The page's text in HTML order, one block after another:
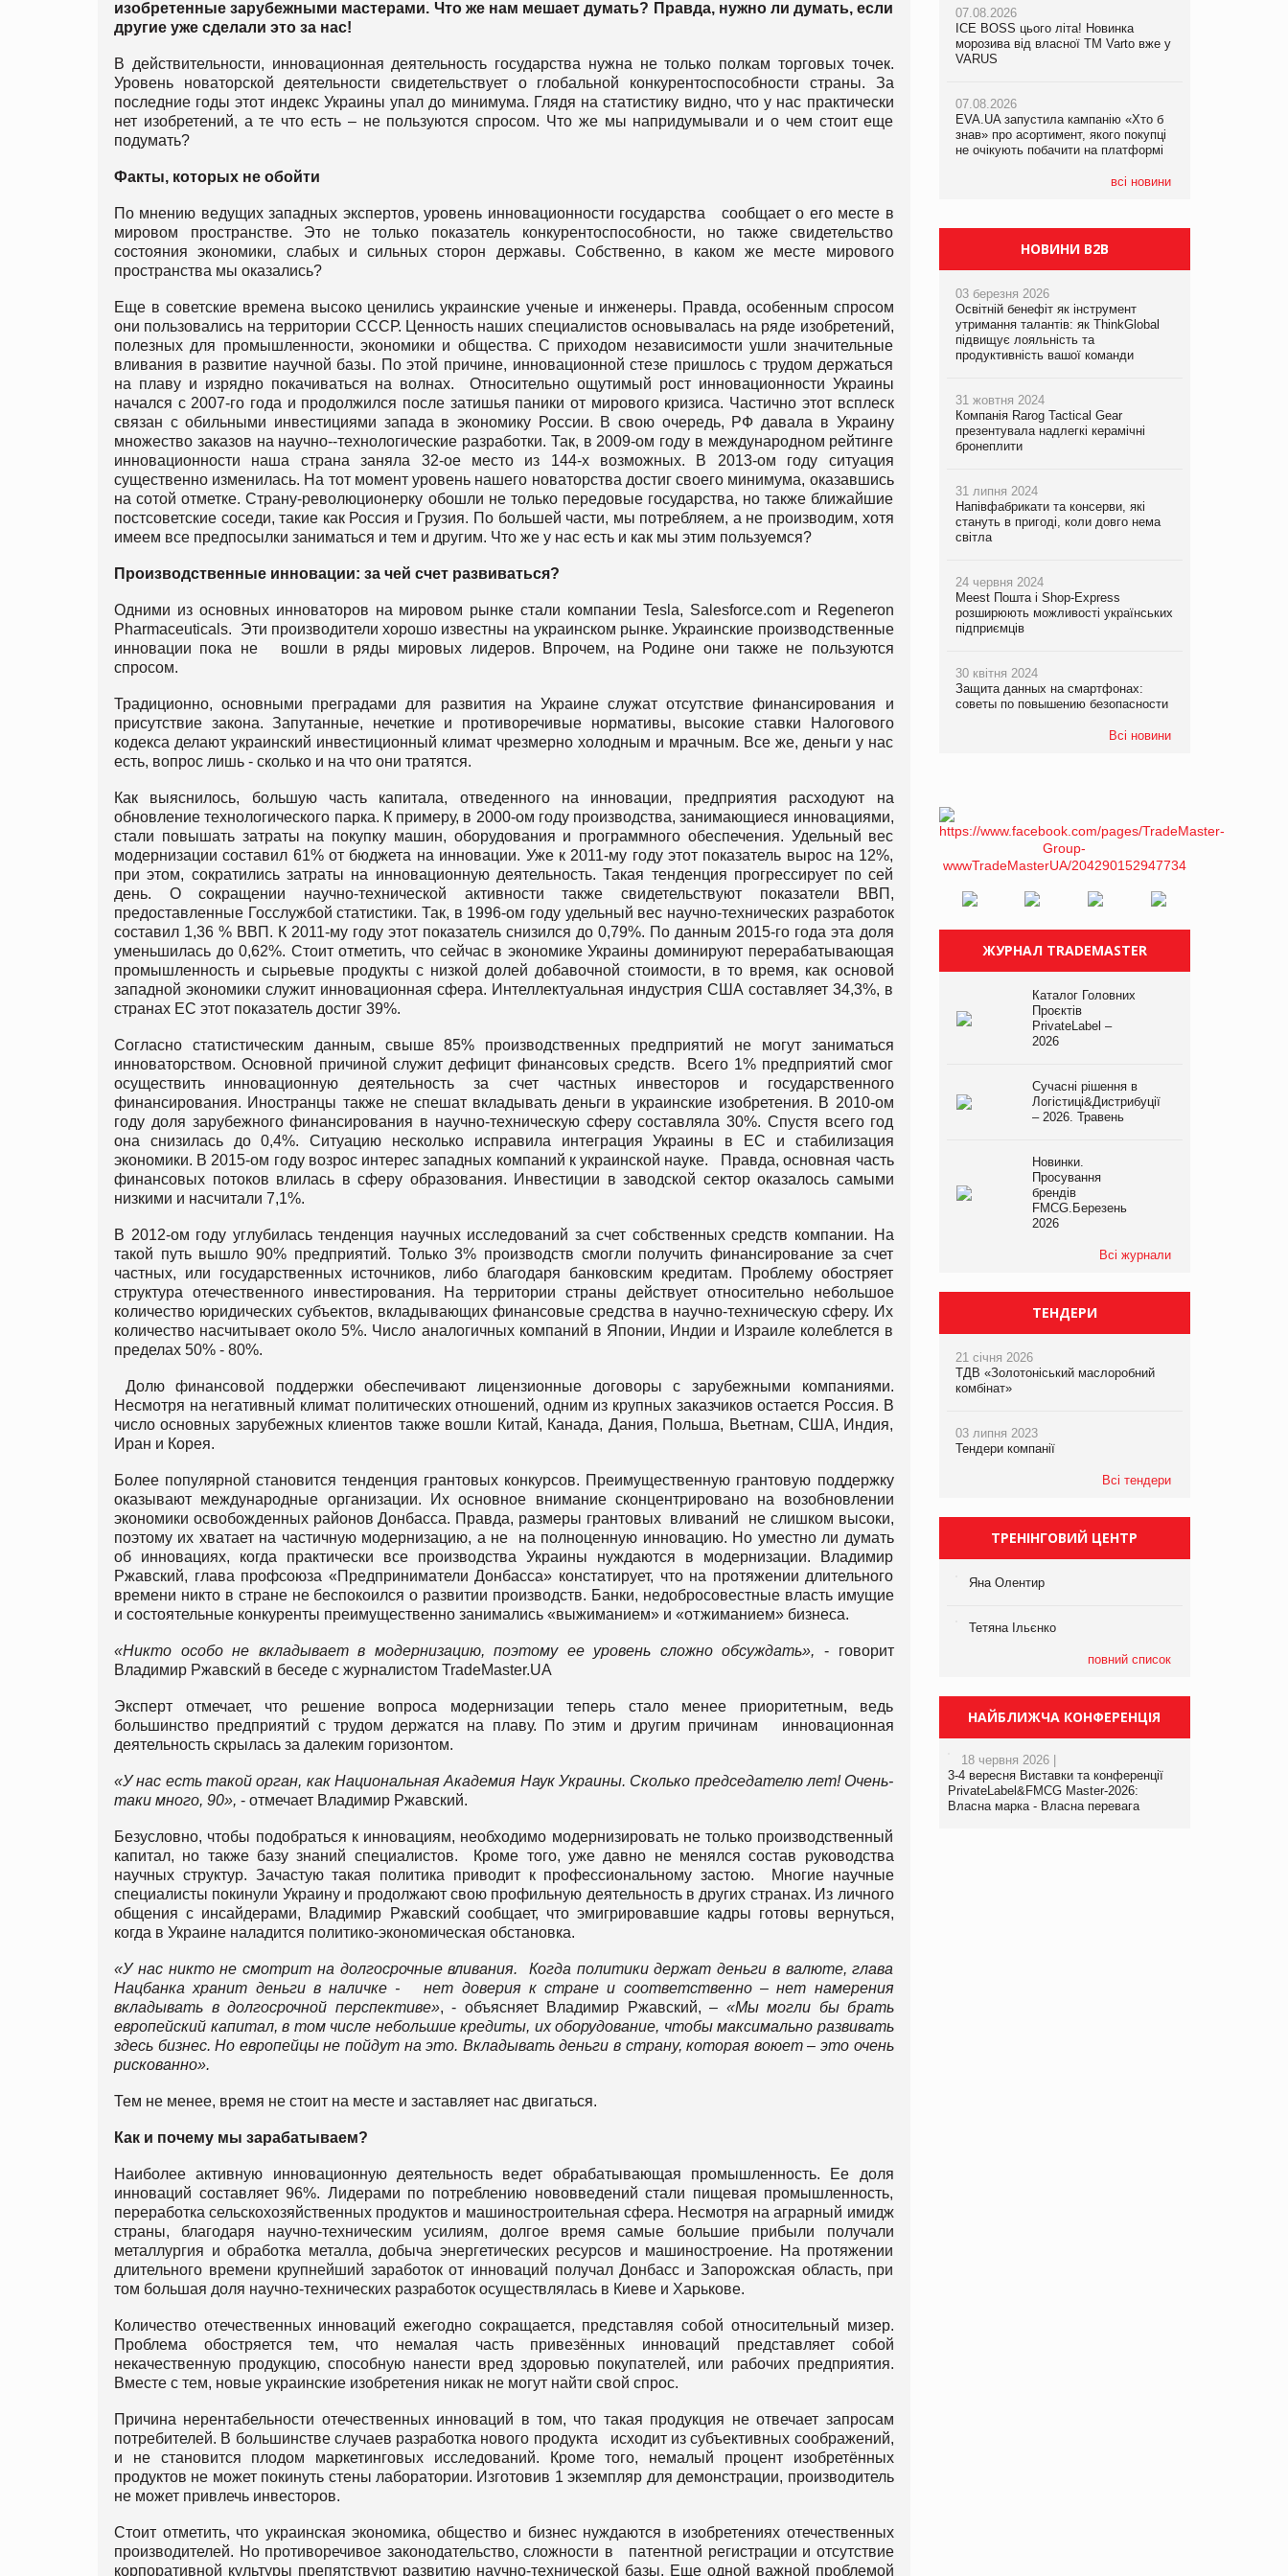
изобретенные зарубежными мастерами. Что же нам мешает думать? Правда, нужно ли думать, если
другие уже сделали это за нас!
В действительности, инновационная деятельность государства нужна не только полкам торговых точек.
Уровень новаторской деятельности свидетельствует о глобальной конкурентоспособности страны. За
последние годы этот индекс Украины упал до минимума. Глядя на статистику видно, что у нас практически
нет изобретений, а те что есть – не пользуются спросом. Что же мы напридумывали и о чем стоит еще
подумать?
Факты, которых не обойти
По мнению ведущих западных экспертов, уровень инновационности государства сообщает о его месте в
мировом пространстве. Это не только показатель конкурентоспособности, но также свидетельство
состояния экономики, слабых и сильных сторон державы. Собственно, в каком же месте мирового
пространства мы оказались?
Еще в советские времена высоко ценились украинские ученые и инженеры. Правда, особенным спросом
они пользовались на территории СССР. Ценность наших специалистов основывалась на ряде изобретений,
полезных для промышленности, экономики и общества. С приходом независимости ушли значительные
вливания в развитие научной базы. По этой причине, инновационной стезе пришлось с трудом держаться
на плаву и изрядно покачиваться на волнах. Относительно ощутимый рост инновационности Украины
начался с 2007-го года и продолжился после затишья паники от мирового кризиса. Частично этот всплеск
связан с обильными инвестициями запада в экономику России. В свою очередь, РФ давала в Украину
множество заказов на научно--технологические разработки. Так, в 2009-ом году в международном рейтинге
инновационности наша страна заняла 32-ое место из 144-х возможных. В 2013-ом году ситуация
существенно изменилась. На тот момент уровень нашего новаторства достиг своего минимума, оказавшись
на сотой отметке. Страну-революционерку обошли не только передовые государства, но также ближайшие
постсоветские соседи, такие как Россия и Грузия. По большей части, мы потребляем, а не производим, хотя
имеем все предпосылки заниматься и тем и другим. Что же у нас есть и как мы этим пользуемся?
Производственные инновации: за чей счет развиваться?
Одними из основных инноваторов на мировом рынке стали компании Tesla, Salesforce.com и Regeneron
Pharmaceuticals. Эти производители хорошо известны на украинском рынке. Украинские производственные
инновации пока не вошли в ряды мировых лидеров. Впрочем, на Родине они также не пользуются
спросом.
Традиционно, основными преградами для развития на Украине служат отсутствие финансирования и
присутствие закона. Запутанные, нечеткие и противоречивые нормативы, высокие ставки Налогового
кодекса делают украинский инвестиционный климат чрезмерно холодным и мрачным. Все же, деньги у нас
есть, вопрос лишь - сколько и на что они тратятся.
Как выяснилось, большую часть капитала, отведенного на инновации, предприятия расходуют на
обновление технологического парка. К примеру, в 2000-ом году производства, занимающиеся инновациями,
стали повышать затраты на покупку машин, оборудования и программного обеспечения. Удельный вес
модернизации составил 61% от бюджета на инновации. Уже к 2011-му году этот показатель вырос на 12%,
при этом, сократились затраты на инновационную деятельность. Такая тенденция прогрессирует по сей
день. О сокращении научно-технической активности также свидетельствуют показатели ВВП,
предоставленные Госслужбой статистики. Так, в 1996-ом году удельный вес научно-технических разработок
составил 1,36 % ВВП. К 2011-му году этот показатель снизился до 0,79%. По данным 2015-го года эта доля
уменьшилась до 0,62%. Стоит отметить, что сейчас в экономике Украины доминируют перерабатывающая
промышленность и сырьевые продукты с низкой долей добавочной стоимости, в то время, как основой
западной экономики служит инновационная сфера. Интеллектуальная индустрия США составляет 34,3%, в
странах ЕС этот показатель достиг 39%.
Согласно статистическим данным, свыше 85% производственных предприятий не могут заниматься
инноваторством. Основной причиной служит дефицит финансовых средств. Всего 1% предприятий смог
осуществить инновационную деятельность за счет частных инвесторов и государственного
финансирования. Иностранцы также не спешат вкладывать деньги в украинские изобретения. В 2010-ом
году доля зарубежного финансирования в научно-техническую сферу составляла 30%. Спустя всего год
она снизилась до 0,4%. Ситуацию несколько исправила интеграция Украины в ЕС и стабилизация
экономики. В 2015-ом году возрос интерес западных компаний к украинской науке. Правда, основная часть
финансовых потоков влилась в сферу образования. Инвестиции в заводской сектор оказалось самыми
низкими и насчитали 7,1%.
В 2012-ом году углубилась тенденция научных исследований за счет собственных средств компании. На
такой путь вышло 90% предприятий. Только 3% производств смогли получить финансирование за счет
частных, или государственных источников, либо благодаря банковским кредитам. Проблему обостряет
структура отечественного инвестирования. На территории страны действует относительно небольшое
количество юридических субъектов, вкладывающих финансовые средства в научно-техническую сферу. Их
количество насчитывает около 5%. Число аналогичных компаний в Японии, Индии и Израиле колеблется в
пределах 50% - 80%.
Долю финансовой поддержки обеспечивают лицензионные договоры с зарубежными компаниями.
Несмотря на негативный климат политических отношений, одним из крупных заказчиков остается Россия. В
число основных зарубежных клиентов также вошли Китай, Канада, Дания, Польша, Вьетнам, США, Индия,
Иран и Корея.
Более популярной становится тенденция грантовых конкурсов. Преимущественную грантовую поддержку
оказывают международные организации. Их основное внимание сконцентрировано на возобновлении
экономики освобожденных районов Донбасса. Правда, размеры грантовых вливаний не слишком высоки,
поэтому их хватает на частичную модернизацию, а не на полноценную инновацию. Но уместно ли думать
об инновациях, когда практически все производства Украины нуждаются в модернизации. Владимир
Ржавский, глава профсоюза «Предприниматели Донбасса» констатирует, что на протяжении длительного
времени никто в стране не беспокоился о развитии производств. Банки, недобросовестные власть имущие
и состоятельные конкуренты преимущественно занимались «выжиманием» и «отжиманием» бизнеса.
«Никто особо не вкладывает в модернизацию, поэтому ее уровень сложно обсуждать», - говорит
Владимир Ржавский в беседе с журналистом TradeMaster.UA
Эксперт отмечает, что решение вопроса модернизации теперь стало менее приоритетным, ведь
большинство предприятий с трудом держатся на плаву. По этим и другим причинам инновационная
деятельность скрылась за далеким горизонтом.
«У нас есть такой орган, как Национальная Академия Наук Украины. Сколько председателю лет! Очень-
таки много, 90», - отмечает Владимир Ржавский.
Безусловно, чтобы подобраться к инновациям, необходимо модернизировать не только производственный
капитал, но также базу знаний специалистов. Кроме того, уже давно не менялся состав руководства
научных структур. Зачастую такая политика приводит к профессиональному застою. Многие научные
специалисты покинули Украину и продолжают свою профильную деятельность в других странах. Из личного
общения с инсайдерами, Владимир Ржавский сообщает, что эмигрировавшие кадры готовы вернуться,
когда в Украине наладится политико-экономическая обстановка.
«У нас никто не смотрит на долгосрочные вливания. Когда политики держат деньги в валюте, глава
Нацбанка хранит деньги в наличке - нет доверия к стране и соответственно – нет намерения
вкладывать в долгосрочной перспективе», - объясняет Владимир Ржавский, – «Мы могли бы брать
европейский капитал, в том числе небольшие кредиты, их оборудование, чтобы максимально развивать
здесь бизнес. Но европейцы не пойдут на это. Вкладывать деньги в страну, которая воюет – это очень
рискованно».
Тем не менее, время не стоит на месте и заставляет нас двигаться.
Как и почему мы зарабатываем?
Наиболее активную инновационную деятельность ведет обрабатывающая промышленность. Ее доля
инноваций составляет 96%. Лидерами по потреблению нововведений стали пищевая промышленность,
переработка сельскохозяйственных продуктов и машиностроительная сфера. Несмотря на аграрный имидж
страны, благодаря научно-техническим усилиям, долгое время самые большие прибыли получали
металлургия и обработка металла, добыча энергетических ресурсов и машиностроение. На протяжении
длительного времени крупнейший заработок от инноваций получал Донбасс и Запорожская область, при
том большая доля научно-технических разработок осуществлялась в Киеве и Харькове.
Количество отечественных инноваций ежегодно сокращается, представляя собой относительный мизер.
Проблема обостряется тем, что немалая часть привезённых инноваций представляет собой
некачественную продукцию, способную нанести вред здоровью покупателей, или рабочих предприятия.
Вместе с тем, новые украинские изобретения никак не могут найти свой спрос.
Причина нерентабельности отечественных инноваций в том, что такая продукция не отвечает запросам
потребителей. В большинстве случаев разработка нового продукта исходит из субъективных соображений,
и не становится плодом маркетинговых исследований. Кроме того, немалый процент изобретённых
продуктов не может покинуть стены лаборатории. Изготовив 1 экземпляр для демонстрации, производитель
не может привлечь инвесторов.
Стоит отметить, что украинская экономика, общество и бизнес нуждаются в изобретениях отечественных
производителей. Но противоречивое законодательство, сложности в патентной регистрации и отсутствие
корпоративной культуры препятствуют развитию научно-технической базы. Еще одной важной проблемой
07.08.2026
ICE BOSS цього літа! Новинка
морозива від власної ТМ Varto вже у
VARUS
07.08.2026
EVA.UA запустила кампанію «Хто б
знав» про асортимент, якого покупці
не очікують побачити на платформі
всі новини
06.08.2026
Смачна новинка для хвостатих: у
VARUS з’явилися паучі Varto Paw
05.08.2026
Мережа супермаркетів VARUS купує
мережу магазинів формату
компанія налічуватиме 374 магазини
07.08.2026
Франція заборонила рекламні дзвінки
НОВИНИ B2B
03 березня 2026
Освітній бенефіт як інструмент
утримання талантів: як ThinkGlobal
підвищує лояльність та
продуктивність вашої команди
31 жовтня 2024
Компанія Rarog Tactical Gear
презентувала надлегкі керамічні
бронеплити
31 липня 2024
Напівфабрикати та консерви, які
стануть в пригоді, коли довго нема
світла
24 червня 2024
Meest Пошта і Shop-Express
розширюють можливості українських
підприємців
30 квітня 2024
Защита данных на смартфонах:
советы по повышению безопасности
Всі новини
ЖУРНАЛ TRADEMASTER
Каталог Головних
Проєктів
PrivateLabel –
2026
Сучасні рішення в
Логістиці&Дистрибуції
– 2026. Травень
Новинки.
Просування
брендів
FMCG.Березень
2026
Всі журнали
ТЕНДЕРИ
21 січня 2026
ТДВ «Золотоніський маслоробний
комбінат»
03 липня 2023
Тендери компанії
Всі тендери
ТРЕНІНГОВИЙ ЦЕНТР
Яна Олентир
Тетяна Ільєнко
повний список
НАЙБЛИЖЧА КОНФЕРЕНЦІЯ
18 червня 2026 |
3-4 вересня Виставки та конференції
PrivateLabel&FMCG Master-2026:
Власна марка - Власна перевага